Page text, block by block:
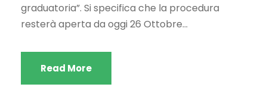
graduatoria”. Si specifica che la procedura
resterà aperta da oggi 26 Ottobre...
Read More